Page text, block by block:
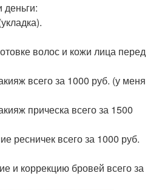
деньги:
волос и кожи лица перед
всего за 1000 руб. (у меня
прическа всего за 1500
ресничек всего за 1000 руб.
и коррекцию бровей всего за